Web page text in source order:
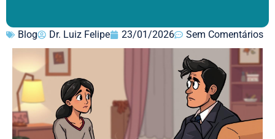
Blog Dr. Luiz Felipe 23/01/2026 Sem Comentários